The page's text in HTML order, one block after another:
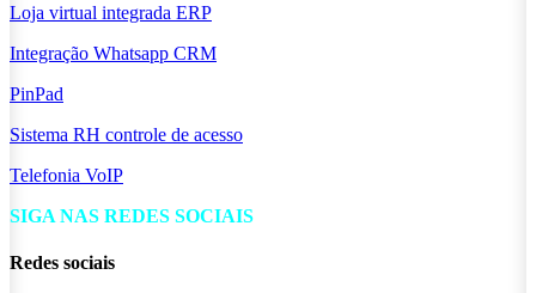
Loja virtual integrada ERP
Integração Whatsapp CRM
PinPad
Sistema RH controle de acesso
Telefonia VoIP
SIGA NAS REDES SOCIAIS
Redes sociais